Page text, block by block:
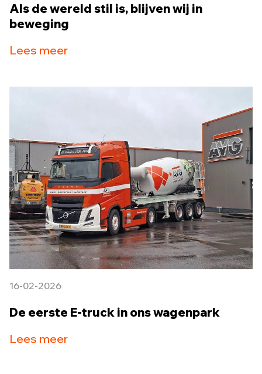
Als de wereld stil is, blijven wij in
beweging
Lees meer
16-02-2026
De eerste E-truck in ons wagenpark
Lees meer